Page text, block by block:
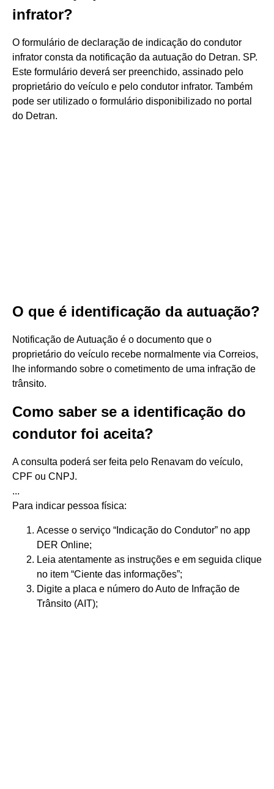
infrator?
O formulário de declaração de indicação do condutor
infrator consta da notificação da autuação do Detran. SP.
Este formulário deverá ser preenchido, assinado pelo
proprietário do veículo e pelo condutor infrator. Também
pode ser utilizado o formulário disponibilizado no portal
do Detran.
O que é identificação da autuação?
Notificação de Autuação é o documento que o
proprietário do veículo recebe normalmente via Correios,
lhe informando sobre o cometimento de uma infração de
trânsito.
Como saber se a identificação do
condutor foi aceita?
A consulta poderá ser feita pelo Renavam do veículo,
CPF ou CNPJ.
...
Para indicar pessoa física:
Acesse o serviço “Indicação do Condutor” no app
DER Online;
Leia atentamente as instruções e em seguida clique
no item “Ciente das informações”;
Digite a placa e número do Auto de Infração de
Trânsito (AIT);